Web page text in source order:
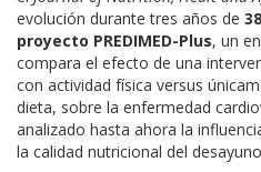
evolución durante tres años de
proyecto PREDIMED-Plus, un
compara el efecto de una
con actividad física versus
dieta, sobre la enfermedad
analizado hasta ahora la
la calidad nutricional del